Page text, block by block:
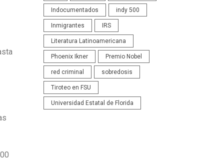
Indocumentados indy 500
Inmigrantes IRS
Literatura Latinoamericana
Phoenix Ikner Premio Nobel
red criminal sobredosis
Tiroteo en FSU
Universidad Estatal de Florida